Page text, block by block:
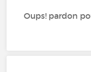
Oups! pardon